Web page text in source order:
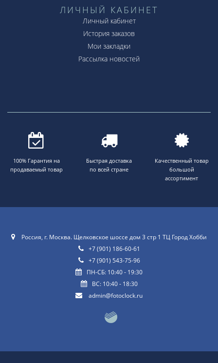
ЛИЧНЫЙ КАБИНЕТ
Личный кабинет
История заказов
Мои закладки
Рассылка новостей
100% Гарантия на
продаваемый товар
Быстрая доставка
по всей стране
Качественный товар
большой
ассортимент
Россия, г. Москва. Щелковское шоссе дом 3 стр 1 ТЦ Город Хобби
+7 (901) 186-60-61
+7 (901) 543-75-96
ПН-СБ: 10:40 - 19:30
ВС: 10:40 - 18:30
admin@fotoclock.ru